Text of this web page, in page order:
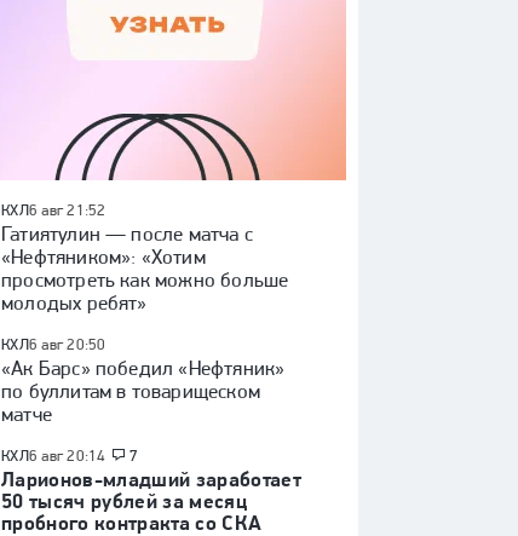
плей-офф, слухи
КХЛ6 авг 21:52
Гатиятулин — после матча с
«Нефтяником»: «Хотим
просмотреть как можно больше
молодых ребят»
КХЛ6 авг 20:50
«Ак Барс» победил «Нефтяник»
по буллитам в товарищеском
матче
КХЛ6 авг 20:14 7
Ларионов-младший заработает
50 тысяч рублей за месяц
пробного контракта со СКА